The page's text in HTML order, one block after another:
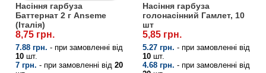
Насіння гарбуза
Баттернат 2 г Anseme
(Італія)
8,75 грн.
7.88 грн. - при замовленні від
10 шт.
7 грн. - при замовленні від 20
Насіння гарбуза
голонасінний Гамлет, 10
шт
5,85 грн.
5.27 грн. - при замовленні від
10 шт.
4.68 грн. - при замовленні від